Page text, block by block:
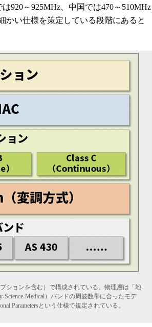
920～925MHz、中国では470～510MHz
かい仕様を策定している段階にあると
ションを含む）で構成されている。物理層は「地
Medical）バンドの周波数帯に合ったモデ
Parametersという仕様で規定されている。